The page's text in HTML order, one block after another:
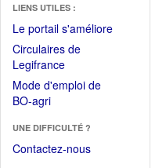
LIENS UTILES :
Le portail s'améliore(Fichier
Circulaires de
Legifrance(Ouvrir
dans
une
fenêtre)
Mode d'emploi de
BO-agri(Ouvrir
une
nouvelle
UNE DIFFICULTÉ ?
Contactez-nous